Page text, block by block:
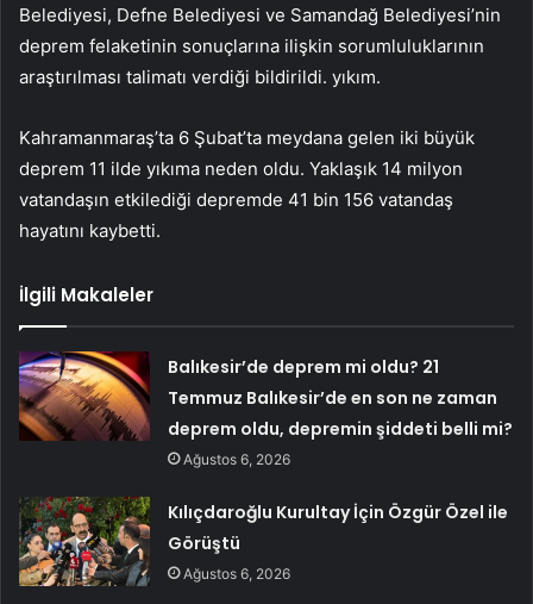
Belediyesi, Defne Belediyesi ve Samandağ Belediyesi’nin
deprem felaketinin sonuçlarına ilişkin sorumluluklarının
araştırılması talimatı verdiği bildirildi. yıkım.
Kahramanmaraş’ta 6 Şubat’ta meydana gelen iki büyük
deprem 11 ilde yıkıma neden oldu. Yaklaşık 14 milyon
vatandaşın etkilediği depremde 41 bin 156 vatandaş
hayatını kaybetti.
İlgili Makaleler
Balıkesir’de deprem mi oldu? 21
Temmuz Balıkesir’de en son ne zaman
deprem oldu, depremin şiddeti belli mi?
Ağustos 6, 2026
Kılıçdaroğlu Kurultay İçin Özgür Özel ile
Görüştü
Ağustos 6, 2026